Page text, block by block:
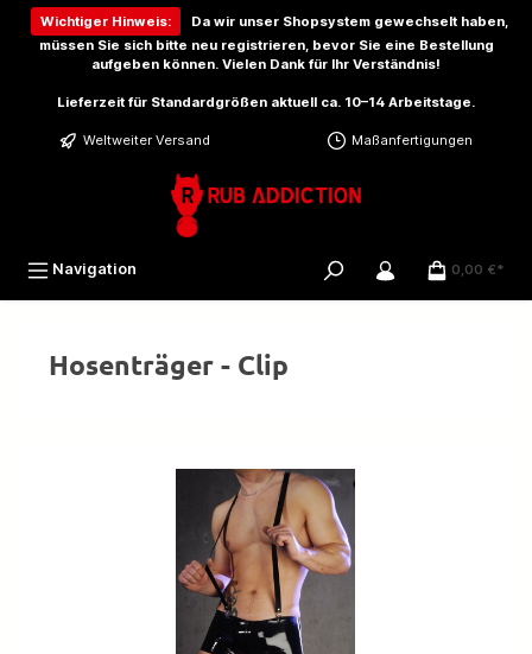
springen
Wichtiger Hinweis:
Da wir unser Shopsystem gewechselt haben,
müssen Sie sich bitte neu registrieren, bevor Sie eine Bestellung
aufgeben können. Vielen Dank für Ihr Verständnis!
Lieferzeit für Standardgrößen aktuell ca. 10–14 Arbeitstage.
Weltweiter Versand Maßanfertigungen
Navigation 0,00 €*
Hosenträger - Clip